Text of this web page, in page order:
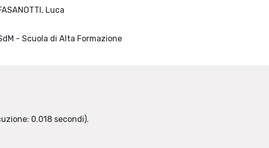
Luca
- Scuola di Alta Formazione
0.018 secondi).